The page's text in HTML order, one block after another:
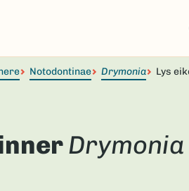
Notodontinae Drymonia Lys
Drymonia